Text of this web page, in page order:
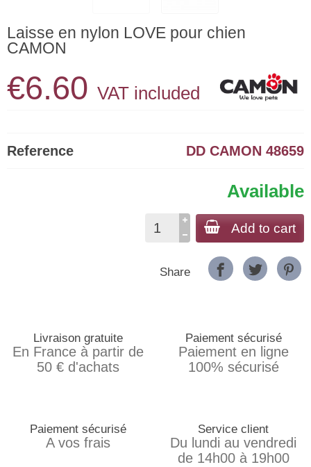
Laisse en nylon LOVE pour chien
CAMON
€6.60 VAT included
Reference DD CAMON 48659
Available
Add to cart
Share
Livraison gratuite
En France à partir de
50 € d'achats
Paiement sécurisé
Paiement en ligne
100% sécurisé
Paiement sécurisé
A vos frais
Service client
Du lundi au vendredi
de 14h00 à 19h00